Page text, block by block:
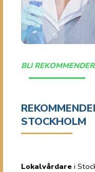
BLI
STOCKHOLM
Lokalvårdare i